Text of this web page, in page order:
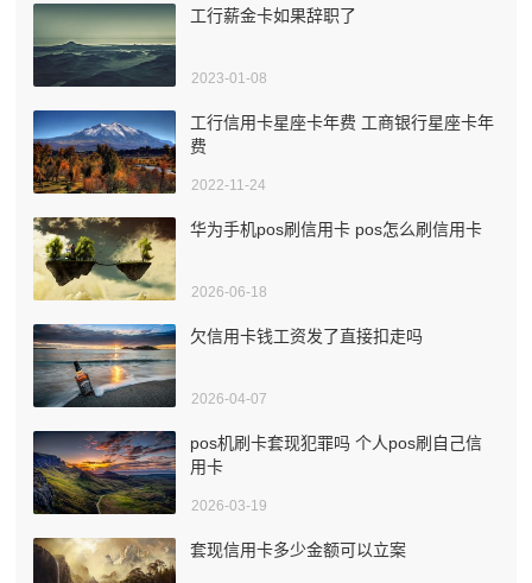
工行薪金卡如果辞职了
2023-01-08
工行信用卡星座卡年费 工商银行星座卡年
费
2022-11-24
华为手机pos刷信用卡 pos怎么刷信用卡
2026-06-18
欠信用卡钱工资发了直接扣走吗
2026-04-07
pos机刷卡套现犯罪吗 个人pos刷自己信
用卡
2026-03-19
套现信用卡多少金额可以立案